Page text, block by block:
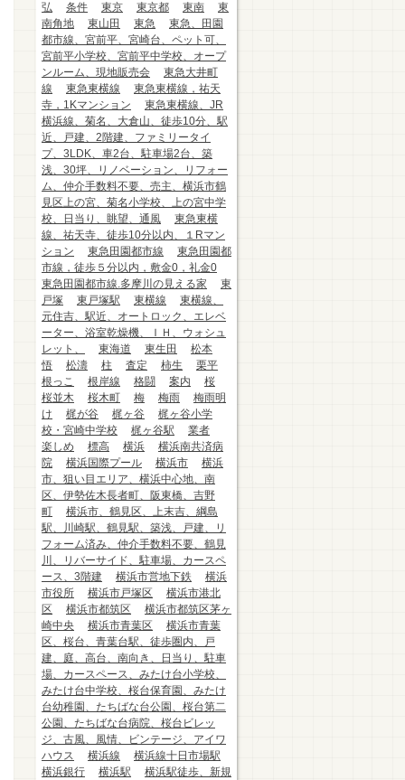
弘
条件 東京 東京都 東南
東
南角地
東山田 東急
東急、田園
都市線、宮前平、宮崎台、ペット可、
宮前平小学校、宮前平中学校、オープ
ンルーム、現地販売会
東急大井町
線
東急東横線
東急東横線，祐天
寺，1Kマンション
東急東横線、JR
横浜線、菊名、大倉山、徒歩10分、駅
近、戸建、2階建、ファミリータイ
プ、3LDK、車2台、駐車場2台、築
浅、30坪、リノベーション、リフォー
ム、仲介手数料不要、売主、横浜市鶴
見区上の宮、菊名小学校、上の宮中学
校、日当り、眺望、通風
東急東横
線、祐天寺、徒歩10分以内、１Rマン
ション
東急田園都市線
東急田園都
市線，徒歩５分以内，敷金0，礼金0
東急田園都市線.多摩川の見える家
東
戸塚
東戸塚駅 東横線
東横線、
元住吉、駅近、オートロック、エレベ
ーター、浴室乾燥機、ＩＨ、ウォシュ
レット、
東海道 東生田
松本
悟
松濤 柱 査定 柿生
栗平
根っこ
根岸線 格闘 案内
桜
桜並木
桜木町 梅 梅雨
梅雨明
け
梶が谷 梶ヶ谷
梶ヶ谷小学
校・宮崎中学校
梶ヶ谷駅
業者
楽しめ
標高 横浜
横浜南共済病
院
横浜国際プール 横浜市
横浜
市、狙い目エリア、横浜中心地、南
区、伊勢佐木長者町、阪東橋、吉野
町
横浜市、鶴見区、上末吉、綱島
駅、川崎駅、鶴見駅、築浅、戸建、リ
フォーム済み、仲介手数料不要、鶴見
川、リバーサイド、駐車場、カースペ
ース、3階建
横浜市営地下鉄
横浜
市役所
横浜市戸塚区
横浜市港北
区
横浜市都筑区
横浜市都筑区茅ヶ
崎中央
横浜市青葉区
横浜市青葉
区、桜台、青葉台駅、徒歩圏内、戸
建、庭、高台、南向き、日当り、駐車
場、カースペース、みたけ台小学校、
みたけ台中学校、桜台保育園、みたけ
台幼稚園、たちばな台公園、桜台第二
公園、たちばな台病院、桜台ビレッ
ジ、古風、風情、ビンテージ、アイワ
ハウス
横浜線
横浜線十日市場駅
横浜銀行
横浜駅
横浜駅徒歩、新規